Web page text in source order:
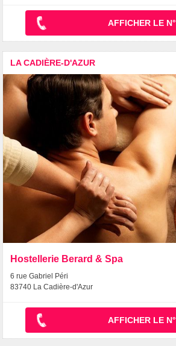
AFFICHER LE N°
LA CADIÈRE-D'AZUR
Hostellerie Berard & Spa
6 rue Gabriel Péri
83740 La Cadière-d'Azur
AFFICHER LE N°